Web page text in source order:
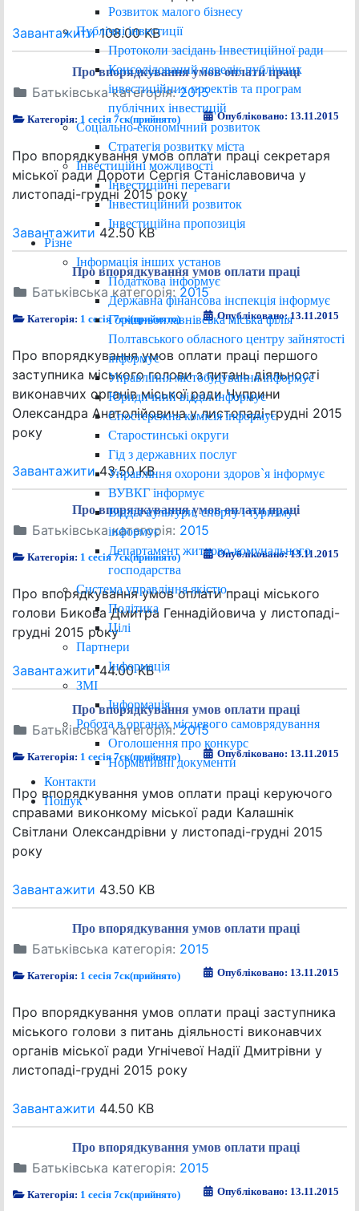
Розвиток малого бізнесу
Публічні інвестиції
Протоколи засідань Інвестиційної ради
Консолідований перелік публічних
інвестиційних проектів та програм
публічних інвестицій
Соціально-економічний розвиток
Стратегія розвитку міста
Інвестиційні можливості
Інвестиційні переваги
Інвестиційний розвиток
Інвестиційна пропозиція
Різне
Інформація інших установ
Податкова інформує
Державна фінансова інспекція інформує
Горішньоплавнівська міська філія
Полтавського обласного центру зайнятості
інформує
Управління містобудування інформує
Юридичний відділ інформує
Спостережна комісія інформує
Старостинські округи
Гід з державних послуг
Управління охорони здоров`я інформує
ВУВКГ інформує
Відділ культури, спорту і туризму
інформує
Департамент житлово-комунального
господарства
Система управління якістю
Політика
Цілі
Партнери
Інформація
ЗМІ
Інформація
Робота в органах місцевого самоврядування
Оголошення про конкурс
Нормативні документи
Контакти
Пошук
Завантажити108.00 KB
Про впорядкування умов оплати праці
Батьківська категорія:2015
Категорія: 1 сесія 7ск(прийнято) Опубліковано: 13.11.2015
Про впорядкування умов оплати праці секретаря
міської ради Дороти Сергія Станіславовича у
листопаді-грудні 2015 року
Завантажити 42.50 KB
Про впорядкування умов оплати праці
Батьківська категорія: 2015
Категорія: 1 сесія 7ск(прийнято) Опубліковано: 13.11.2015
Про впорядкування умов оплати праці першого
заступника міського голови з питань діяльності
виконавчих органів міської ради Чуприни
Олександра Анатолійовича у листопаді-грудні 2015
року
Завантажити43.50 KB
Про впорядкування умов оплати праці
Батьківська категорія: 2015
Категорія: 1 сесія 7ск(прийнято) Опубліковано: 13.11.2015
Про впорядкування умов оплати праці міського
голови Бикова Дмитра Геннадійовича у листопаді-
грудні 2015 року
Завантажити44.00 KB
Про впорядкування умов оплати праці
Батьківська категорія:2015
Категорія: 1 сесія 7ск(прийнято) Опубліковано: 13.11.2015
Про впорядкування умов оплати праці керуючого
справами виконкому міської ради Калашнік
Світлани Олександрівни у листопаді-грудні 2015
року
Завантажити 43.50 KB
Про впорядкування умов оплати праці
Батьківська категорія: 2015
Категорія: 1 сесія 7ск(прийнято) Опубліковано: 13.11.2015
Про впорядкування умов оплати праці заступника
міського голови з питань діяльності виконавчих
органів міської ради Угнічевої Надії Дмитрівни у
листопаді-грудні 2015 року
Завантажити 44.50 KB
Про впорядкування умов оплати праці
Батьківська категорія: 2015
Категорія: 1 сесія 7ск(прийнято) Опубліковано: 13.11.2015